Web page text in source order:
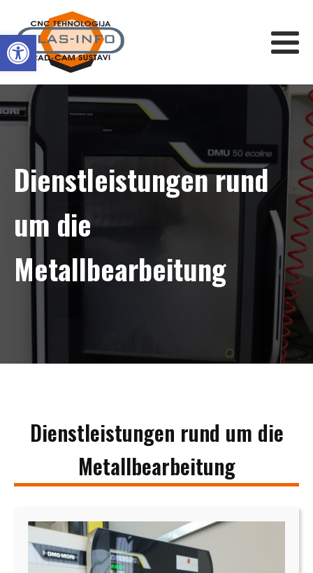
Werkzeugleiste öffnen
Dienstleistungen rund
um die
Metallbearbeitung
Dienstleistungen rund um die
Metallbearbeitung